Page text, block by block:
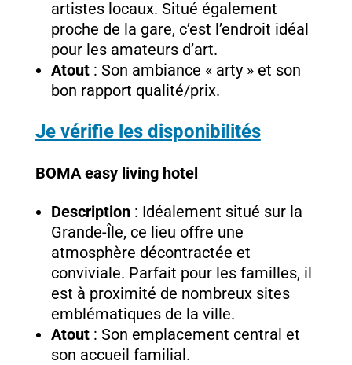
artistes locaux. Situé également
proche de la gare, c’est l’endroit idéal
pour les amateurs d’art.
Atout: Son ambiance « arty » et son
bon rapport qualité/prix.
Je vérifie les disponibilités
BOMA easy living hotel
Description: Idéalement situé sur la
Grande-Île, ce lieu offre une
atmosphère décontractée et
conviviale. Parfait pour les familles, il
est à proximité de nombreux sites
emblématiques de la ville.
Atout: Son emplacement central et
son accueil familial.